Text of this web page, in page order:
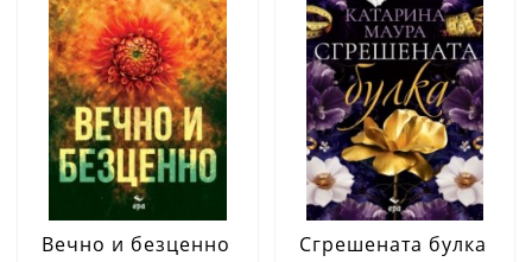
Вечно и безценно Сгрешената булка